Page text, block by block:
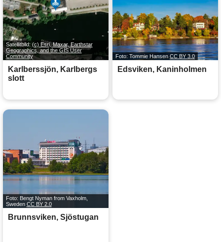
Satellitbild: (c) Esri, Maxar, Earthstar
Geographics, and the GIS User
Community
Karlberssjön, Karlbergs
slott
Foto: Tommie Hansen CC BY 3.0
Edsviken, Kaninholmen
Foto: Bengt Nyman from Vaxholm,
Sweden CC BY 2.0
Brunnsviken, Sjöstugan